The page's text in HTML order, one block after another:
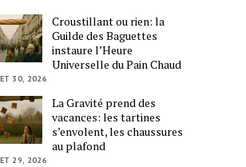
Croustillant ou rien: la
Guilde des Baguettes
instaure l’Heure
Universelle du Pain Chaud
30, 2026
La Gravité prend des
vacances: les tartines
s’envolent, les chaussures
au plafond
29, 2026